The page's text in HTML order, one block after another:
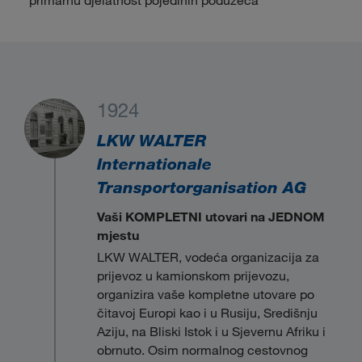
1924
LKW WALTER
Internationale
Transportorganisation AG
Vaši KOMPLETNI utovari na JEDNOM
mjestu
LKW WALTER, vodeća organizacija za
prijevoz u kamionskom prijevozu,
organizira vaše kompletne utovare po
čitavoj Europi kao i u Rusiju, Središnju
Aziju, na Bliski Istok i u Sjevernu Afriku i
obrnuto. Osim normalnog cestovnog